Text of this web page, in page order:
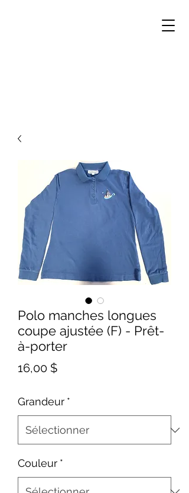
Polo manches longues
coupe ajustée (F) - Prêt-
à-porter
16,00 $Prix
Grandeur *
Couleur *